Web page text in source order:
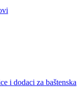
i dodaci za baštenska